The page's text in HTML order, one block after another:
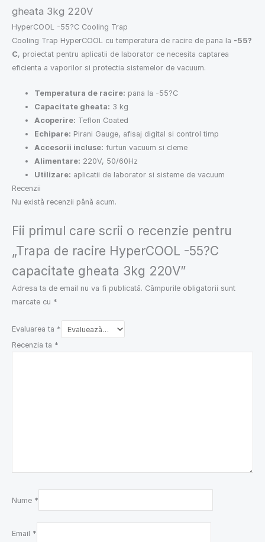
gheata 3kg 220V
HyperCOOL -55?C Cooling Trap
Cooling Trap HyperCOOL cu temperatura de racire de pana la -55?
C, proiectat pentru aplicatii de laborator ce necesita captarea
eficienta a vaporilor si protectia sistemelor de vacuum.
Temperatura de racire: pana la -55?C
Capacitate gheata: 3 kg
Acoperire: Teflon Coated
Echipare: Pirani Gauge, afisaj digital si control timp
Accesorii incluse: furtun vacuum si cleme
Alimentare: 220V, 50/60Hz
Utilizare: aplicatii de laborator si sisteme de vacuum
Recenzii
Nu există recenzii până acum.
Fii primul care scrii o recenzie pentru
„Trapa de racire HyperCOOL -55?C
capacitate gheata 3kg 220V”
Adresa ta de email nu va fi publicată. Câmpurile obligatorii sunt
marcate cu *
Evaluarea ta *
Recenzia ta *
Nume *
Email *